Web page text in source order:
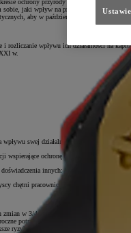
ochrony przyrody w Twoim kraju:
sobie, jaki wpływ na przyrodę ma Twój styl
aby w październiku 2020 r. zawarli
rozliczanie wpływu ich działalności na
w.
swej działalności na środowisko
ochronę oraz zrównoważone
innych:
https://ec.europa.eu/
chętni pracownicy TMPL dostaną w
zmian w 3/4 środowiska lądowego i 2/3
potrzeby.
ryzyko powodzi i huraganów z powodu